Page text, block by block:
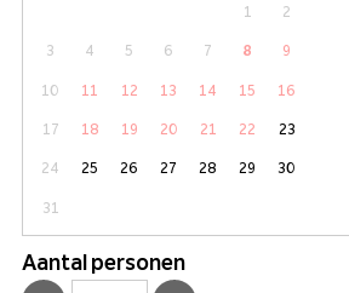
1
2
3 4 5 6 7 8 9
10 11 12 13 14 15 16
17 18 19 20 21 22 23
24 25 26 27 28 29 30
31
Aantal personen